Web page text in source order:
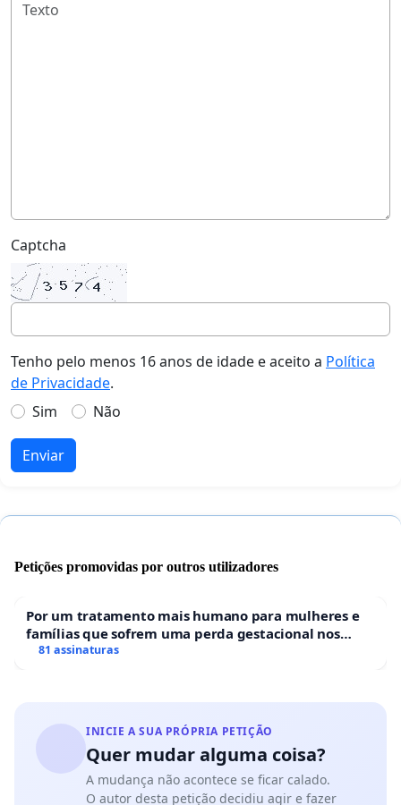
Captcha
Tenho pelo menos 16 anos de idade e aceito a Política
de Privacidade.
Sim
Não
Enviar
Petições promovidas por outros utilizadores
Por um tratamento mais humano para mulheres e
famílias que sofrem uma perda gestacional nos
hospitais portugueses
81 assinaturas
INICIE A SUA PRÓPRIA PETIÇÃO
Quer mudar alguma coisa?
A mudança não acontece se ficar calado.
O autor desta petição decidiu agir e fazer